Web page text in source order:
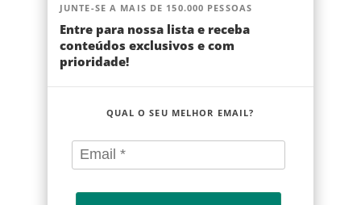
JUNTE-SE A MAIS DE 150.000 PESSOAS
Entre para nossa lista e receba
conteúdos exclusivos e com
prioridade!
QUAL O SEU MELHOR EMAIL?